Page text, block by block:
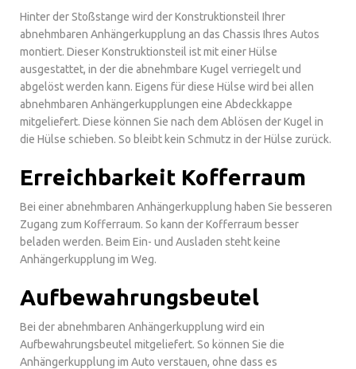
Hinter der Stoßstange wird der Konstruktionsteil Ihrer
abnehmbaren Anhängerkupplung an das Chassis Ihres Autos
montiert. Dieser Konstruktionsteil ist mit einer Hülse
ausgestattet, in der die abnehmbare Kugel verriegelt und
abgelöst werden kann. Eigens für diese Hülse wird bei allen
abnehmbaren Anhängerkupplungen eine Abdeckkappe
mitgeliefert. Diese können Sie nach dem Ablösen der Kugel in
die Hülse schieben. So bleibt kein Schmutz in der Hülse zurück.
Erreichbarkeit Kofferraum
Bei einer abnehmbaren Anhängerkupplung haben Sie besseren
Zugang zum Kofferraum. So kann der Kofferraum besser
beladen werden. Beim Ein- und Ausladen steht keine
Anhängerkupplung im Weg.
Aufbewahrungsbeutel
Bei der abnehmbaren Anhängerkupplung wird ein
Aufbewahrungsbeutel mitgeliefert. So können Sie die
Anhängerkupplung im Auto verstauen, ohne dass es